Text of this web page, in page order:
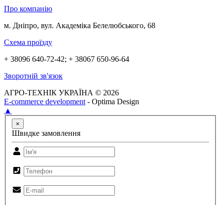
Про компанію
м. Дніпро, вул. Академіка Белелюбського, 68
Схема проїзду
+ 38096 640-72-42; + 38067 650-96-64
Зворотній зв'язок
АГРО-ТЕХНІК УКРАЇНА © 2026
E-commerce development - Optima Design
▲
×
Швидке замовлення